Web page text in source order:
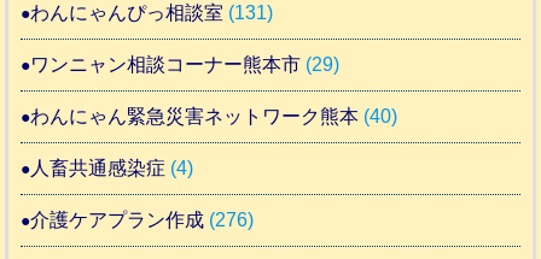
わんにゃんぴっ相談室 (131)
ワンニャン相談コーナー熊本市 (29)
わんにゃん緊急災害ネットワーク熊本 (40)
人畜共通感染症 (4)
介護ケアプラン作成 (276)